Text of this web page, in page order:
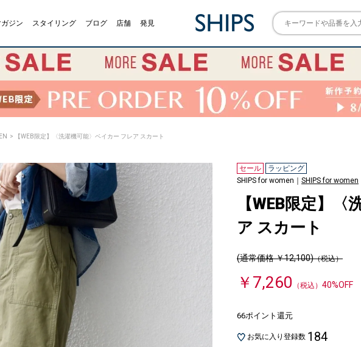
ガジン スタイリング ブログ 店舗 発見
> 【WEB限定】〈洗濯機可能〉ベイカー フレア スカート
セール
ラッピング
SHIPS for women｜ SHIPS for women
【WEB限定】
ア スカート
(通常価格 ￥12,100)（税込）
￥7,260 （税込） 40%OFF
66ポイント還元
お気に入り登録数 184